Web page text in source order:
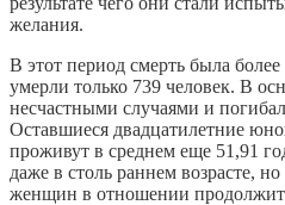
желания.
В этот период смерть была более
умерли только 739 человек. В
несчастными случаями и
Оставшиеся двадцатилетние
проживут в среднем еще 51,91
даже в столь раннем возрасте,
женщин в отношении